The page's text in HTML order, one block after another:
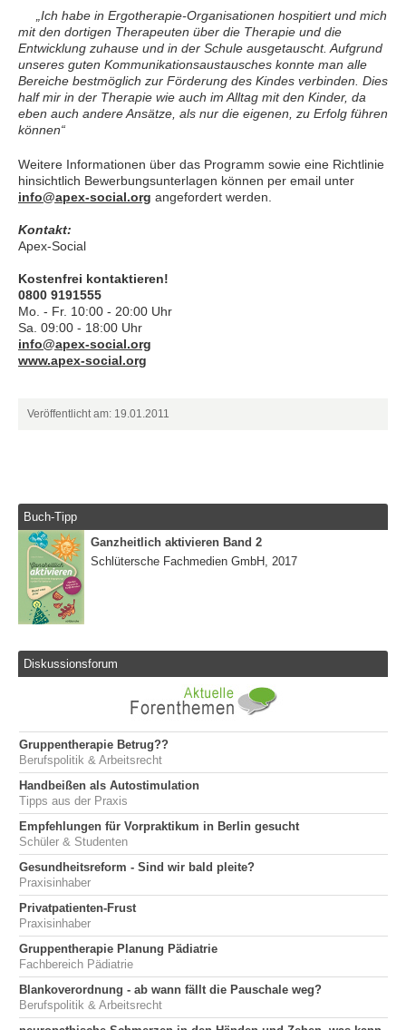
„Ich habe in Ergotherapie-Organisationen hospitiert und mich
mit den dortigen Therapeuten über die Therapie und die
Entwicklung zuhause und in der Schule ausgetauscht. Aufgrund
unseres guten Kommunikationsaustausches konnte man alle
Bereiche bestmöglich zur Förderung des Kindes verbinden. Dies
half mir in der Therapie wie auch im Alltag mit den Kinder, da
eben auch andere Ansätze, als nur die eigenen, zu Erfolg führen
können“
Weitere Informationen über das Programm sowie eine Richtlinie
hinsichtlich Bewerbungsunterlagen können per email unter
info@apex-social.org angefordert werden.
Kontakt:
Apex-Social
Kostenfrei kontaktieren!
0800 9191555
Mo. - Fr. 10:00 - 20:00 Uhr
Sa. 09:00 - 18:00 Uhr
info@apex-social.org
www.apex-social.org
Veröffentlicht am: 19.01.2011
Buch-Tipp
Ganzheitlich aktivieren Band 2
Schlütersche Fachmedien GmbH, 2017
Diskussionsforum
Gruppentherapie Betrug??
Berufspolitik & Arbeitsrecht
Handbeißen als Autostimulation
Tipps aus der Praxis
Empfehlungen für Vorpraktikum in Berlin gesucht
Schüler & Studenten
Gesundheitsreform - Sind wir bald pleite?
Praxisinhaber
Privatpatienten-Frust
Praxisinhaber
Gruppentherapie Planung Pädiatrie
Fachbereich Pädiatrie
Blankoverordnung - ab wann fällt die Pauschale weg?
Berufspolitik & Arbeitsrecht